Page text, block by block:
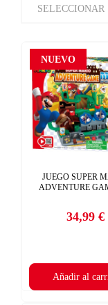
SELECCIONAR
JUEGO SUPER
ADVENTURE
Precio
34,99 €
NUEVO
Añadir al